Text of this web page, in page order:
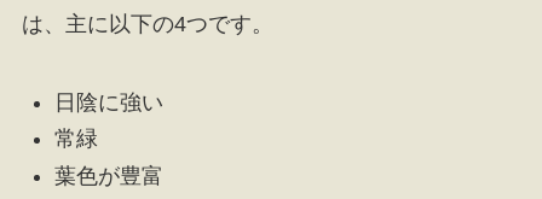
は、主に以下の4つです。
日陰に強い
常緑
葉色が豊富